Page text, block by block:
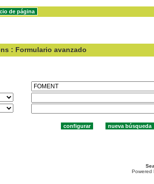
: Formulario avanzado